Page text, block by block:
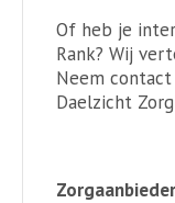
Of heb je
Rank? Wij
Neem
Daelzicht
Zorgaanbieder